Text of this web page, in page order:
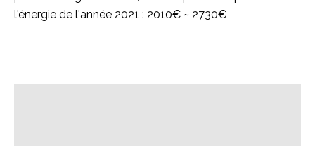
l'énergie de l'année 2021 : 2010€ ~ 2730€